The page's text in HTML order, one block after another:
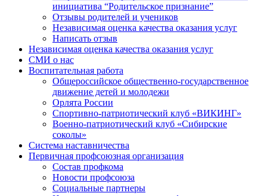
инициатива “Родительское признание”
Отзывы родителей и учеников
Независимая оценка качества оказания услуг
Написать отзыв
Независимая оценка качества оказания услуг
СМИ о нас
Воспитательная работа
Общероссийское общественно-государственное
движение детей и молодежи
Орлята России
Спортивно-патриотический клуб «ВИКИНГ»
Военно-патриотический клуб «Сибирские
соколы»
Система наставничества
Первичная профсоюзная организация
Состав профкома
Новости профсоюза
Социальные партнеры